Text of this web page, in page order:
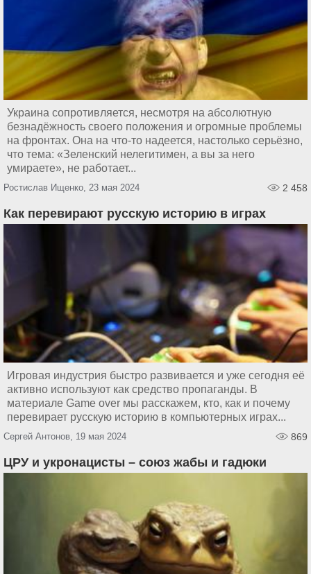
Украина сопротивляется, несмотря на абсолютную
безнадёжность своего положения и огромные проблемы
на фронтах. Она на что-то надеется, настолько серьёзно,
что тема: «Зеленский нелегитимен, а вы за него
умираете», не работает...
Ростислав Ищенко, 23 мая 2024 2 458
Как перевирают русскую историю в играх
Игровая индустрия быстро развивается и уже сегодня её
активно используют как средство пропаганды. В
материале Game over мы расскажем, кто, как и почему
перевирает русскую историю в компьютерных играх...
Сергей Антонов, 19 мая 2024 869
ЦРУ и укронацисты – союз жабы и гадюки